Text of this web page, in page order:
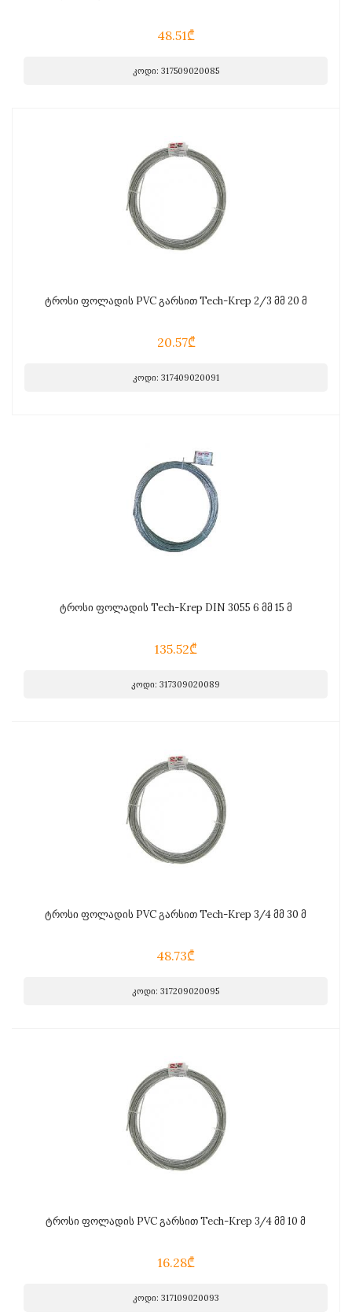
48.51₾
კოდი: 317509020085
ტროსი ფოლადის PVC გარსით Tech-Krep 2/3 მმ 20 მ
20.57₾
კოდი: 317409020091
ტროსი ფოლადის Tech-Krep DIN 3055 6 მმ 15 მ
135.52₾
კოდი: 317309020089
ტროსი ფოლადის PVC გარსით Tech-Krep 3/4 მმ 30 მ
48.73₾
კოდი: 317209020095
ტროსი ფოლადის PVC გარსით Tech-Krep 3/4 მმ 10 მ
16.28₾
კოდი: 317109020093